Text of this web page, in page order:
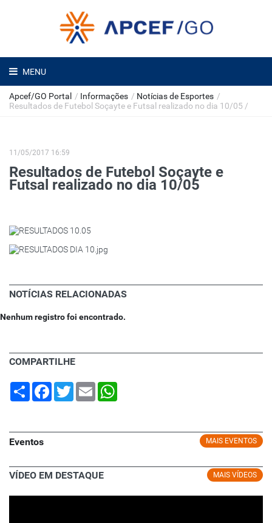
MENU
Apcef/GO Portal / Informações / Notícias de Esportes /
Resultados de Futebol Soçayte e Futsal realizado no dia 10/05 /
11/05/2017 16:59
Resultados de Futebol Soçayte e
Futsal realizado no dia 10/05
NOTÍCIAS RELACIONADAS
Nenhum registro foi encontrado.
COMPARTILHE
Share Facebook
TwitterEmail
MAIS EVENTOS
Eventos
MAIS VÍDEOS
VÍDEO EM DESTAQUE